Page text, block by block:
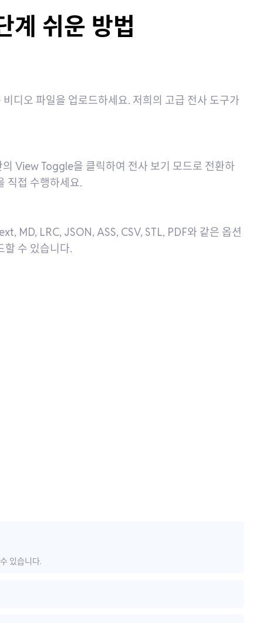
계 쉬운 방법
디오 파일을 업로드하세요. 저희의 고급 전사 도구가
View Toggle을 클릭하여 전사 보기 모드로 전환하
직접 수행하세요.
MD, LRC, JSON, ASS, CSV, STL, PDF와 같은 옵션
할 수 있습니다.
있습니다.